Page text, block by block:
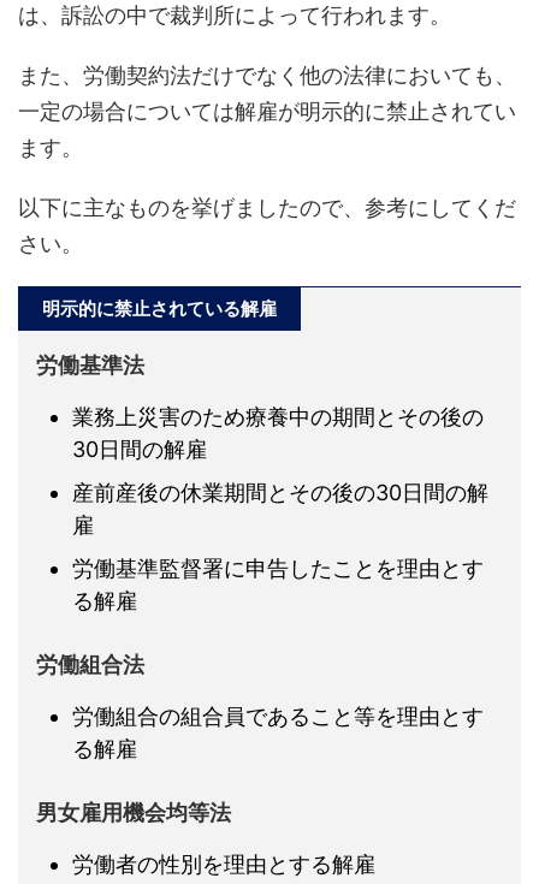
は、訴訟の中で裁判所によって行われます。
また、労働契約法だけでなく他の法律においても、
一定の場合については解雇が明示的に禁止されてい
ます。
以下に主なものを挙げましたので、参考にしてくだ
さい。
明示的に禁止されている解雇
労働基準法
業務上災害のため療養中の期間とその後の
30日間の解雇
産前産後の休業期間とその後の30日間の解
雇
労働基準監督署に申告したことを理由とす
る解雇
労働組合法
労働組合の組合員であること等を理由とす
る解雇
男女雇用機会均等法
労働者の性別を理由とする解雇